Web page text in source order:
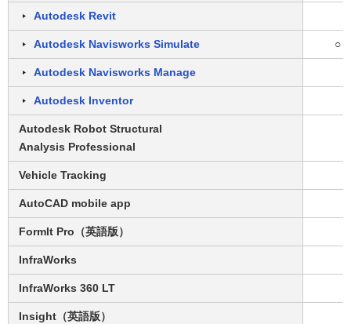
Autodesk Revit
Autodesk Navisworks Simulate ○
Autodesk Navisworks Manage
Autodesk Inventor
Autodesk Robot Structural
Analysis Professional
Vehicle Tracking
AutoCAD mobile app
FormIt Pro（英語版）
InfraWorks
InfraWorks 360 LT
Insight（英語版）